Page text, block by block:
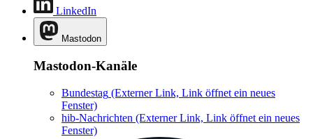
LinkedIn
Mastodon
Mastodon-Kanäle
Bundestag (Externer Link, Link öffnet ein neues
Fenster)
hib-Nachrichten (Externer Link, Link öffnet ein neues
Fenster)